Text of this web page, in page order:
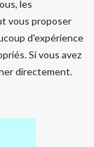
les
vous proposer
d'expérience
Si vous avez
directement.